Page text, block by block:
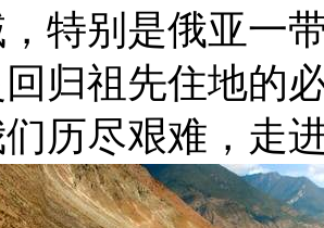
特别是俄亚一
回归祖先住地的
历尽艰难，走